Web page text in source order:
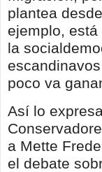
plantea
ejemplo,
la
poco va
Así lo
a Mette
el debate